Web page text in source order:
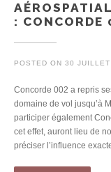
: CONCORDE
POSTED ON 30
Concorde 002 a repris
domaine de vol jusqu’à
participer également
cet effet, auront lieu de
préciser l’influence